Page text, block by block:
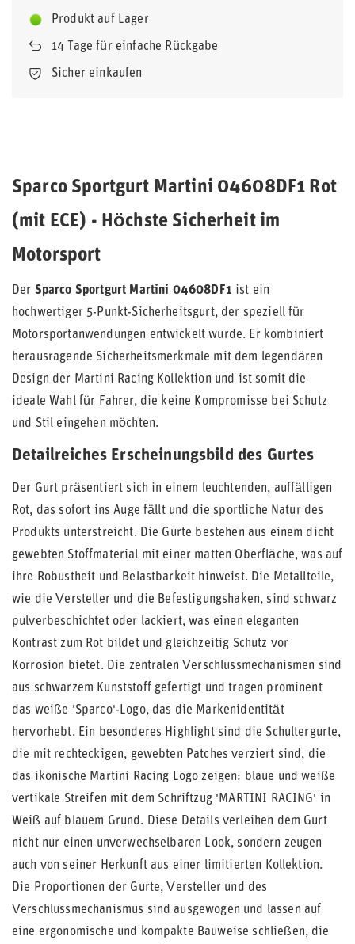
Produkt auf Lager
14 Tage für einfache Rückgabe
Sicher einkaufen
Sparco Sportgurt Martini 04608DF1 Rot
(mit ECE) - Höchste Sicherheit im
Motorsport
Der Sparco Sportgurt Martini 04608DF1 ist ein
hochwertiger 5-Punkt-Sicherheitsgurt, der speziell für
Motorsportanwendungen entwickelt wurde. Er kombiniert
herausragende Sicherheitsmerkmale mit dem legendären
Design der Martini Racing Kollektion und ist somit die
ideale Wahl für Fahrer, die keine Kompromisse bei Schutz
und Stil eingehen möchten.
Detailreiches Erscheinungsbild des Gurtes
Der Gurt präsentiert sich in einem leuchtenden, auffälligen
Rot, das sofort ins Auge fällt und die sportliche Natur des
Produkts unterstreicht. Die Gurte bestehen aus einem dicht
gewebten Stoffmaterial mit einer matten Oberfläche, was auf
ihre Robustheit und Belastbarkeit hinweist. Die Metallteile,
wie die Versteller und die Befestigungshaken, sind schwarz
pulverbeschichtet oder lackiert, was einen eleganten
Kontrast zum Rot bildet und gleichzeitig Schutz vor
Korrosion bietet. Die zentralen Verschlussmechanismen sind
aus schwarzem Kunststoff gefertigt und tragen prominent
das weiße 'Sparco'-Logo, das die Markenidentität
hervorhebt. Ein besonderes Highlight sind die Schultergurte,
die mit rechteckigen, gewebten Patches verziert sind, die
das ikonische Martini Racing Logo zeigen: blaue und weiße
vertikale Streifen mit dem Schriftzug 'MARTINI RACING' in
Weiß auf blauem Grund. Diese Details verleihen dem Gurt
nicht nur einen unverwechselbaren Look, sondern zeugen
auch von seiner Herkunft aus einer limitierten Kollektion.
Die Proportionen der Gurte, Versteller und des
Verschlussmechanismus sind ausgewogen und lassen auf
eine ergonomische und kompakte Bauweise schließen, die